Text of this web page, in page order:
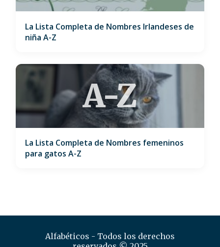
La Lista Completa de Nombres Irlandeses de
niña A-Z
A-Z
La Lista Completa de Nombres femeninos
para gatos A-Z
Alfabéticos - Todos los derechos